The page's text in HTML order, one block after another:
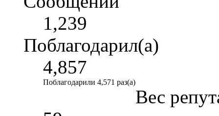
1,239
Поблагодарил(а)
4,857
Поблагодарили 4,571 раз(а)
Вес